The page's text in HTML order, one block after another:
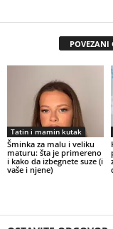
POVEZANI
Tatin i mamin kutak
Šminka za malu i veliku
maturu: šta je primereno
i kako da izbegnete suze (i
vaše i njene)